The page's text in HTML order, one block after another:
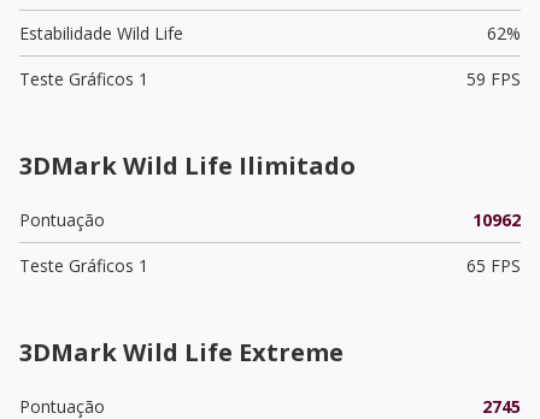
Estabilidade Wild Life
62%
Teste Gráficos 1
59 FPS
3DMark Wild Life Ilimitado
Pontuação
10962
Teste Gráficos 1
65 FPS
3DMark Wild Life Extreme
Pontuação
2745